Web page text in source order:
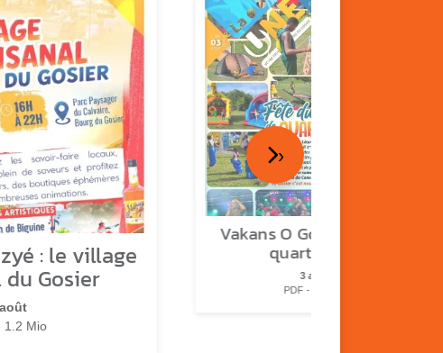
: le village
Gosier
1.2 Mio
Vakans O Gozyé : fête de
quartier n°2
3 août
PDF - 2.3 Mio
›